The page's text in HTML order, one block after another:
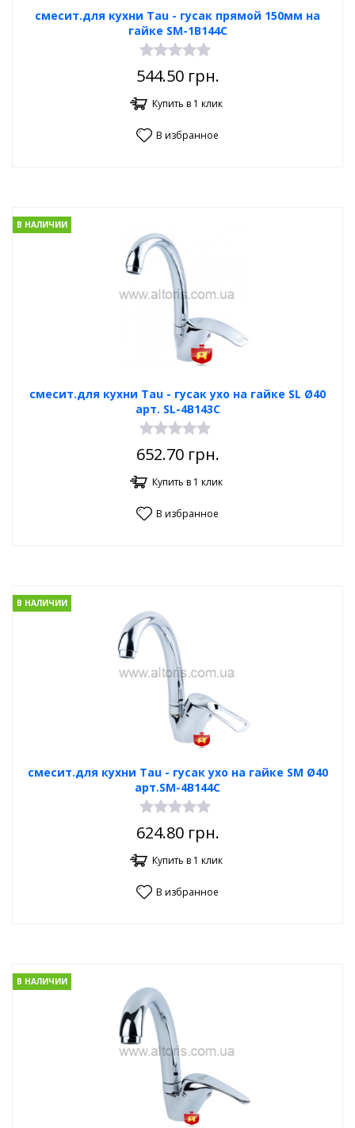
смесит.для кухни Tau - гусак прямой 150мм на
гайке SM-1B144C
544.50грн.
Купить в 1 клик
В избранное
смесит.для кухни Tau - гусак ухо на гайке SL Ø40
арт. SL-4B143C
В НАЛИЧИИ
652.70грн.
Купить в 1 клик
В избранное
смесит.для кухни Tau - гусак ухо на гайке SM Ø40
арт.SM-4B144C
В НАЛИЧИИ
624.80грн.
Купить в 1 клик
В избранное
В НАЛИЧИИ